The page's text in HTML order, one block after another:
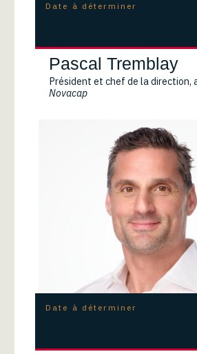
Date à déterminer
Pascal Tremblay
Président et chef de la direction,
Novacap
Date à déterminer